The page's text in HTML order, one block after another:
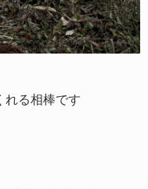
れる相棒です